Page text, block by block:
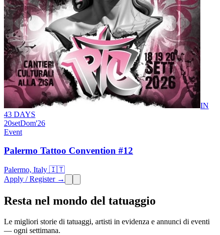
IN
43 DAYS
20setDom'26
Event
Palermo Tattoo Convention #12
Palermo, Italy 🇮🇹
Apply / Register →
Resta nel mondo del tatuaggio
Le migliori storie di tatuaggi, artisti in evidenza e annunci di eventi
— ogni settimana.